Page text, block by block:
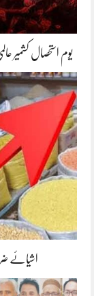
یوم استحصال کشمیر
اشیائے